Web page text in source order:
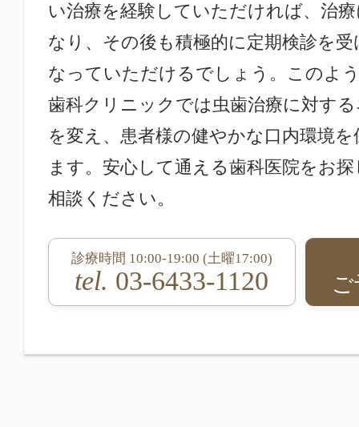
い治療を経験していただければ、治
なり、その後も積極的に定期検診を
なっていただけるでしょう。このよ
歯科クリニックでは虫歯治療に対す
を変え、患者様の健やかな口内環境
ます。安心して通える歯科医院をお
相談ください。
診療時間 10:00-19:00 (土曜17:00)
tel. 03-6433-1120